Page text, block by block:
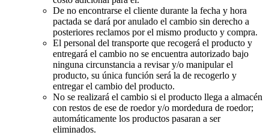
De no encontrarse el cliente durante la fecha y hora
pactada se dará por anulado el cambio sin derecho a
posteriores reclamos por el mismo producto y compra.
El personal del transporte que recogerá el producto y
entregará el cambio no se encuentra autorizado bajo
ninguna circunstancia a revisar y/o manipular el
producto, su única función será la de recogerlo y
entregar el cambio del producto.
No se realizará el cambio si el producto llega a almacén
con restos de ese de roedor y/o mordedura de roedor;
automáticamente los productos pasaran a ser
eliminados.